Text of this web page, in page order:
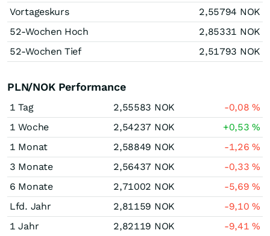
Vortageskurs
2,55794 NOK
52-Wochen Hoch
2,85331 NOK
52-Wochen Tief
2,51793 NOK
PLN/NOK Performance
1 Tag 2,55583 NOK -0,08%
1 Woche
2,54237 NOK +0,53%
1 Monat
2,58849 NOK -1,26%
3 Monate
2,56437 NOK -0,33%
6 Monate
2,71002 NOK -5,69%
Lfd. Jahr
2,81159 NOK -9,10%
1 Jahr
2,82119 NOK -9,41%